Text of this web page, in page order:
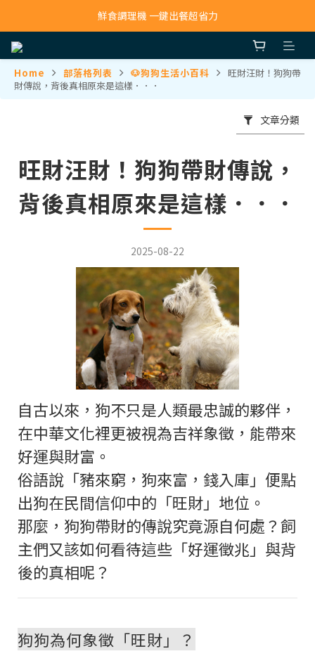
寵物吸毛機 吸毛清淨抗敏一次搞定
鮮食調理機 一鍵出餐超省力
Home 部落格列表 🐶狗狗生活小百科
旺財汪財！狗狗帶
財傳說，背後真相原來是這樣．．．
文章分類
旺財汪財！狗狗帶財傳說，
背後真相原來是這樣．．．
2025-08-22
自古以來，狗不只是人類最忠誠的夥伴，
在中華文化裡更被視為吉祥象徵，能帶來
好運與財富。
俗語說「豬來窮，狗來富，錢入庫」便點
出狗在民間信仰中的「旺財」地位。
那麼，狗狗帶財的傳說究竟源自何處？飼
主們又該如何看待這些「好運徵兆」與背
後的真相呢？
狗狗為何象徵「旺財」？